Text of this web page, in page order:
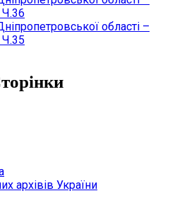
області –
архівів України